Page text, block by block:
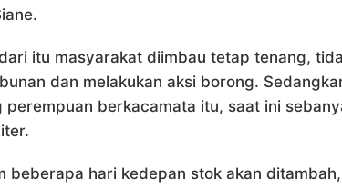
itu masyarakat diimbau tetap tenang,
dan melakukan aksi borong.
perempuan berkacamata itu, saat ini
beberapa hari kedepan stok akan